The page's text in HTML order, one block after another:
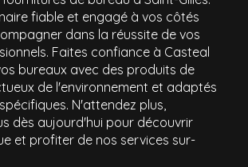
fiable et engagé à vos côtés
dans la réussite de vos
Faites confiance à Casteal
bureaux avec des produits de
de l'environnement et adaptés
N'attendez plus,
dès aujourd'hui pour découvrir
et profiter de nos services sur-